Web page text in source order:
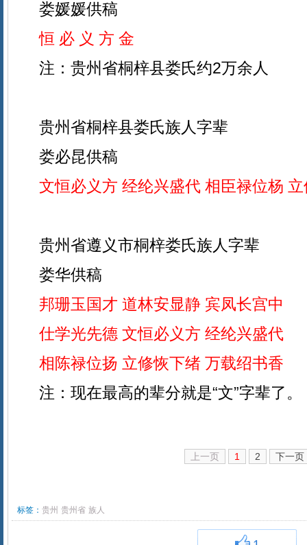
娄媛媛供稿
恒 必 义 方 金
注：贵州省桐梓县娄氏约2万余人
贵州省桐梓县娄氏族人字辈
娄必昆供稿
文恒必义方 经纶兴盛代 相臣禄位杨
贵州省遵义市桐梓娄氏族人字辈
娄华供稿
邦珊玉国才 道林安显静 宾凤长宫中
仕学光先德 文恒必义方 经纶兴盛代
相陈禄位扬 立修恢下绪 万载绍书香
注：现在最高的辈分就是“文”字辈了。
上一页 1 2 下一页
标签： 贵州 贵州省 族人